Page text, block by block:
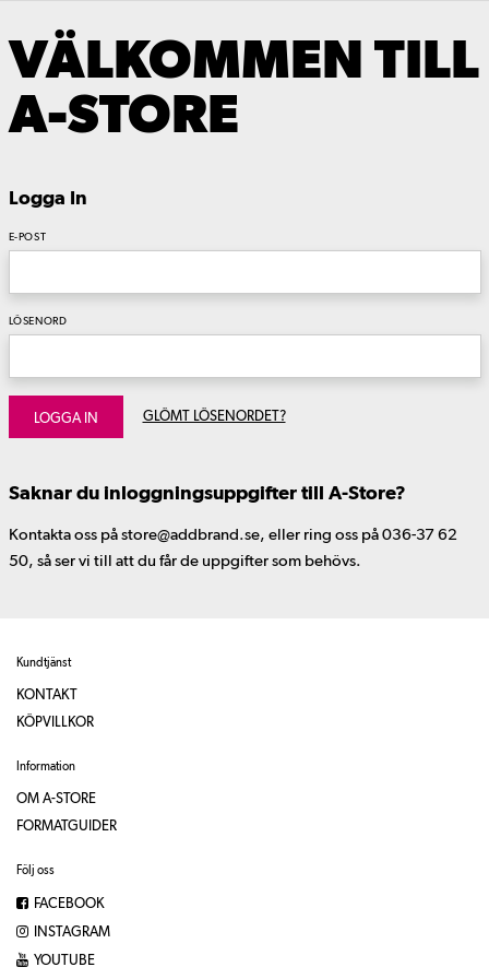
VÄLKOMMEN TILL
A-STORE
Logga In
E-POST
LÖSENORD
LOGGA IN GLÖMT LÖSENORDET?
Saknar du inloggningsuppgifter till A-Store?
Kontakta oss på store@addbrand.se, eller ring oss på 036-37 62
50, så ser vi till att du får de uppgifter som behövs.
Kundtjänst
KONTAKT
KÖPVILLKOR
Information
OM A-STORE
FORMATGUIDER
Följ oss
FACEBOOK
INSTAGRAM
YOUTUBE